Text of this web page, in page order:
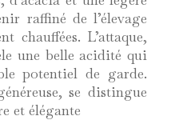
raffiné de l’élevage
chauffées. L’attaque,
une belle acidité qui
potentiel de garde.
se distingue
et élégante